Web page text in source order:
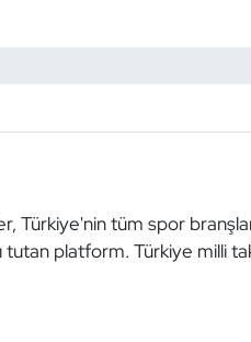
Türkiye'nin tüm spor
tutan platform. Türkiye milli